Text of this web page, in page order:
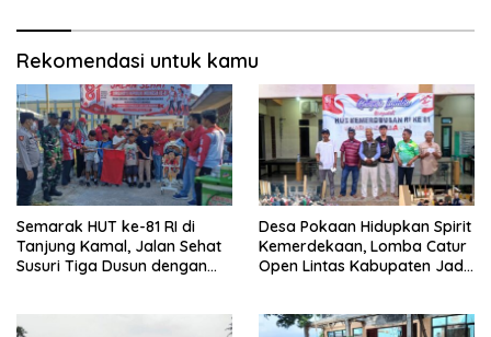
Rekomendasi untuk kamu
Semarak HUT ke-81 RI di
Tanjung Kamal, Jalan Sehat
Susuri Tiga Dusun dengan
Desa Pokaan Hidupkan Spirit
Kemerdekaan, Lomba Catur
Open Lintas Kabupaten Jadi